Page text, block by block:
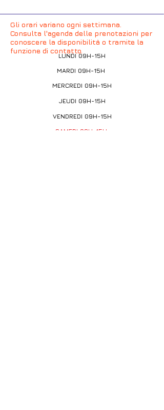
LUNDI 09H-15H
Gli orari variano ogni settimana.
Consulta l'agenda delle prenotazioni per
conoscere la disponibilità o tramite la
funzione di contatto.
MARDI 09H-15H
MERCREDI 09H-15H
JEUDI 09H-15H
VENDREDI 09H-15H
SAMEDI 09H-15H